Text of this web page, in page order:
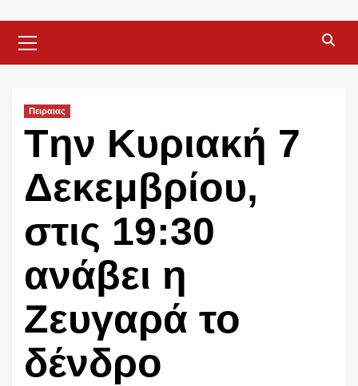
Menu
Πειραιας
Tην Κυριακή 7
Δεκεμβρίου,
στις 19:30
ανάβει η
Ζευγαρά το
δένδρο